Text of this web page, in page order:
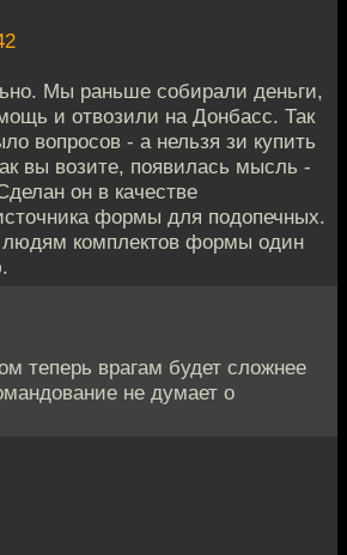
Мы раньше собирали деньги,
и отвозили на Донбасс. Так
вопросов - а нельзя зи купить
вы возите, появилась мысль -
он в качестве
формы для подопечных.
комплектов формы один
теперь врагам будет сложнее
не думает о